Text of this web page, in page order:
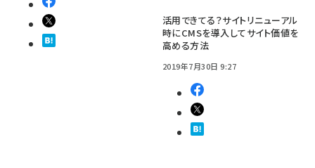
活用できてる？サイトリニューアル
時にCMSを導入してサイト価値を
高める方法
2019年7月30日 9:27